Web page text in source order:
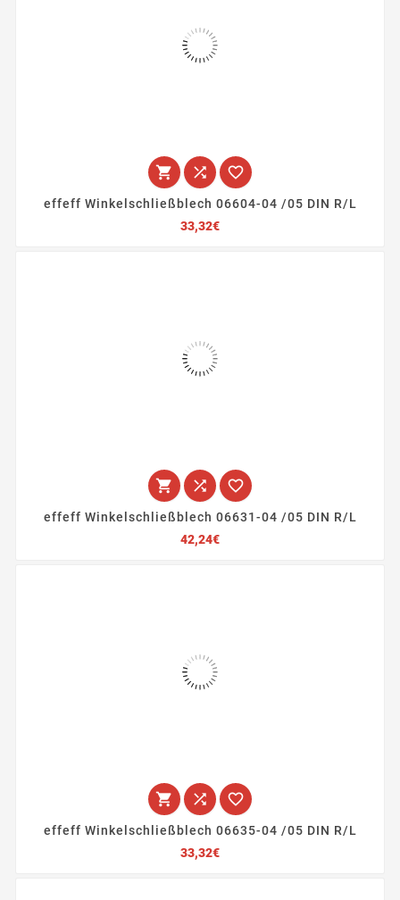
  
effeff Winkelschließblech 06604-04 /05 DIN R/L
33,32€Preis
  
effeff Winkelschließblech 06631-04 /05 DIN R/L
42,24€Preis
  
effeff Winkelschließblech 06635-04 /05 DIN R/L
33,32€Preis